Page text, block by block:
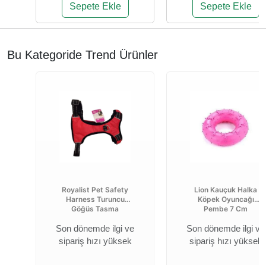
Sepete Ekle Sepete Ekle
Bu Kategoride Trend Ürünler
Royalist Pet Safety
Harness Turuncu
Göğüs Tasma
Son dönemde ilgi ve
sipariş hızı yüksek
Lion Kauçuk Halka
Köpek Oyuncağı
Pembe 7 Cm
Son dönemde ilgi ve
sipariş hızı yüksek